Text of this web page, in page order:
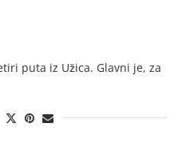
puta iz Užica. Glavni je, za